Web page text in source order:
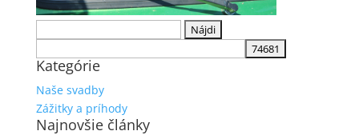
Kategórie
Naše svadby
Zážitky a príhody
Najnovšie články